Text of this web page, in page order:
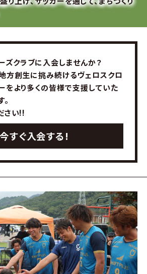
ズクラブに入会しませんか？
方創生に挑み続けるヴェロスクロ
をより多くの皆様で支援していた
さい!!
今すぐ入会する!